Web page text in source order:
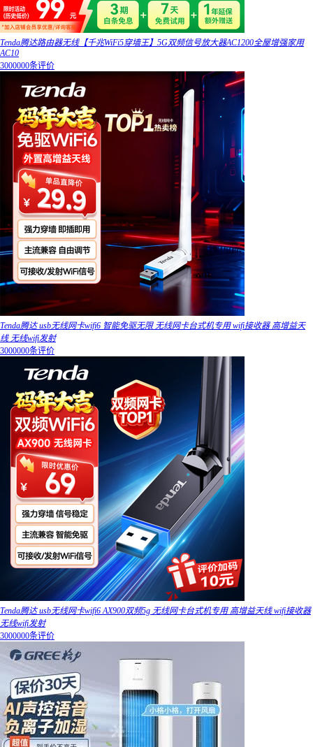
Tenda腾达路由器无线【千兆WiFi5穿墙王】5G双频信号放大器AC1200全屋增强家用
AC10
3000000条评价
Tenda腾达 usb无线网卡wifi6 智能免驱无限 无线网卡台式机专用 wifi接收器 高增益天
线 无线wifi发射
3000000条评价
Tenda腾达 usb无线网卡wifi6 AX900双频5g 无线网卡台式机专用 高增益天线 wifi接收器
无线wifi发射
3000000条评价